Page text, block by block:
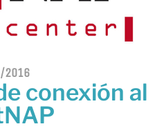
El CATNIX
Orange amplía su conexión al
Guifi.net consolida su
conectividad al CATNIX con la
2016
conexión al